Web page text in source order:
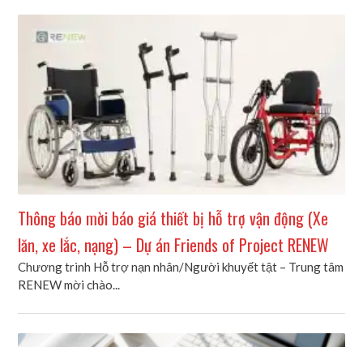
Thông báo mời báo giá thiết bị hỗ trợ vận động (Xe
lăn, xe lắc, nạng) – Dự án Friends of Project RENEW
Chương trình Hỗ trợ nạn nhân/Người khuyết tật – Trung tâm
RENEW mời chào...